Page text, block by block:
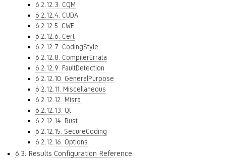
6.2.12.3. CQM
6.2.12.4. CUDA
6.2.12.5. CWE
6.2.12.6. Cert
6.2.12.7. CodingStyle
6.2.12.8. CompilerErrata
6.2.12.9. FaultDetection
6.2.12.10. GeneralPurpose
6.2.12.11. Miscellaneous
6.2.12.12. Misra
6.2.12.13. Qt
6.2.12.14. Rust
6.2.12.15. SecureCoding
6.2.12.16. Options
6.3. Results Configuration Reference